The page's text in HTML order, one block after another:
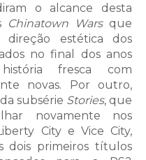
o alcance desta
Chinatown Warsque
estética dos
no final dos anos
fresca com
novas. Por outro,
subsérie Stories, que
novamente nos
City e Vice City,
dois primeiros títulos